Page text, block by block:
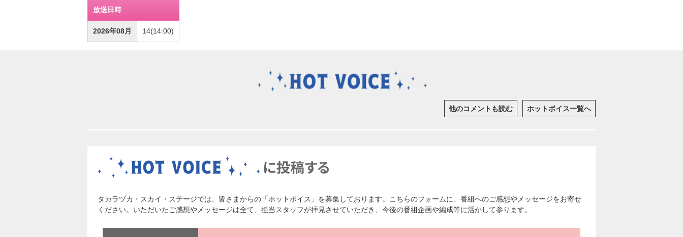
放送日時
2026年08月 14(14:00)
他のコメントも読む ホットボイス一覧へ
タカラヅカ・スカイ・ステージでは、皆さまからの「ホットボイス」を募集しております。こちらのフォームに、番組へのご感想やメッセージをお寄せ
ください。いただいたご感想やメッセージは全て、担当スタッフが拝見させていただき、今後の番組企画や編成等に活かして参ります。